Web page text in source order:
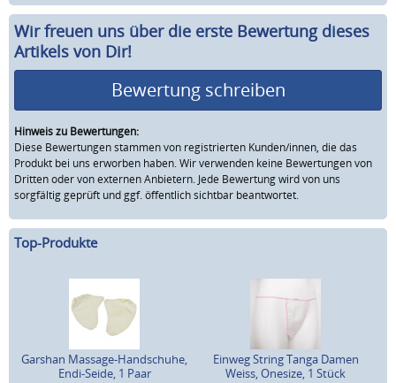
Wir freuen uns über die erste Bewertung dieses
Artikels von Dir!
Bewertung schreiben
Hinweis zu Bewertungen:
Diese Bewertungen stammen von registrierten Kunden/innen, die das
Produkt bei uns erworben haben. Wir verwenden keine Bewertungen von
Dritten oder von externen Anbietern. Jede Bewertung wird von uns
sorgfältig geprüft und ggf. öffentlich sichtbar beantwortet.
Top-Produkte
Garshan Massage-Handschuhe,
Endi-Seide, 1 Paar
Einweg String Tanga Damen
Weiss, Onesize, 1 Stück